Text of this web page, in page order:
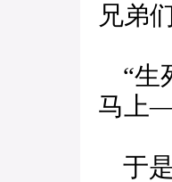
兄弟
“生
马上
于是